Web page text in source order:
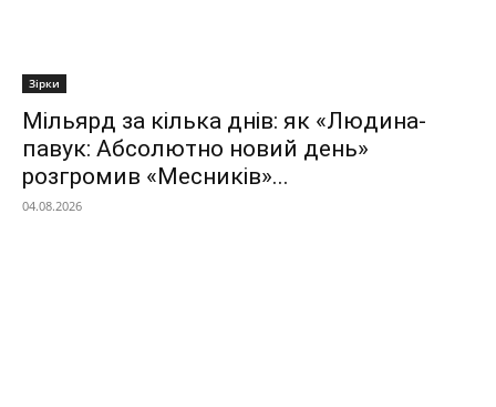
Зірки
Мільярд за кілька днів: як «Людина-
павук: Абсолютно новий день»
розгромив «Месників»...
04.08.2026